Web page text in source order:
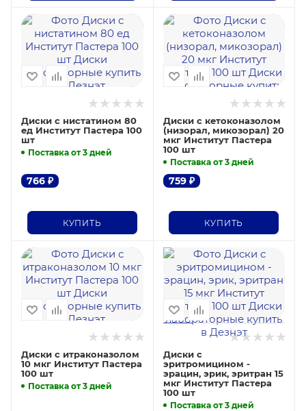
Диски с нистатином 80
ед Институт Пастера 100
шт
Поставка от 3 дней
766 ₽
КУПИТЬ
Диски с кетоконазолом
(низорал, микозорал) 20
мкг Институт Пастера
100 шт
Поставка от 3 дней
759₽
КУПИТЬ
Диски с итраконазолом
10 мкг Институт Пастера
100 шт
Поставка от 3 дней
Диски с
эритромицином -
эрацин, эрик, эритран 15
мкг Институт Пастера
100 шт
Поставка от 3 дней